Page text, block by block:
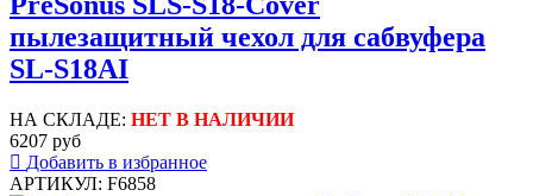
пылезащитный чехол для сабвуфера
SL-S18AI
НА СКЛАДЕ: НЕТ В НАЛИЧИИ
6207 руб
Добавить в избранное
АРТИКУЛ: F6858